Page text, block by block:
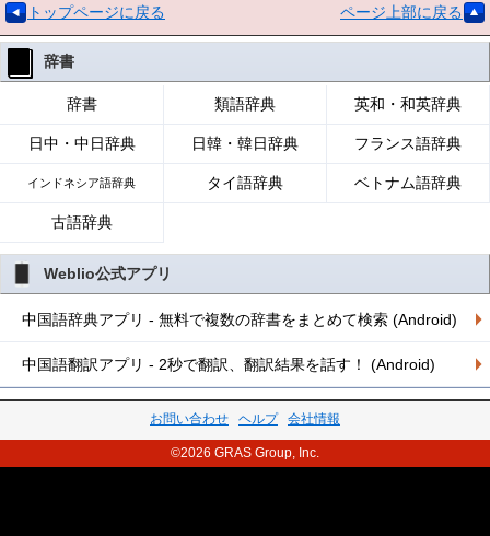
トップページに戻る ページ上部に戻る
辞書
辞書 類語辞典 英和・和英辞典
日中・中日辞典 日韓・韓日辞典 フランス語辞典
インドネシア語辞典 タイ語辞典 ベトナム語辞典
古語辞典
Weblio公式アプリ
中国語辞典アプリ - 無料で複数の辞書をまとめて検索 (Android)
中国語翻訳アプリ - 2秒で翻訳、翻訳結果を話す！ (Android)
お問い合わせ ヘルプ 会社情報
©2026 GRAS Group, Inc.